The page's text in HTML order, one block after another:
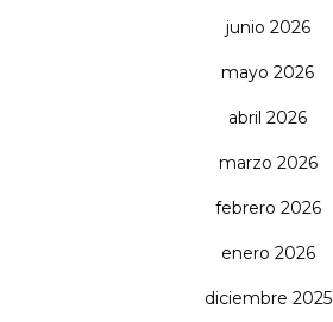
junio 2026
mayo 2026
abril 2026
marzo 2026
febrero 2026
enero 2026
diciembre 2025